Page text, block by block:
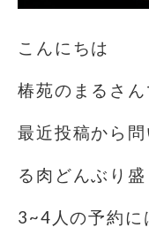
こんにちは️
椿苑のまるさん
最近投稿から
る肉どんぶり盛
3~4人の予約に